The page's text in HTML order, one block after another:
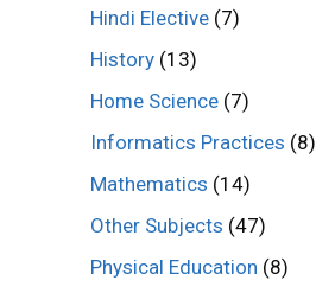
Hindi Elective (7)
History (13)
Home Science (7)
Informatics Practices (8)
Mathematics (14)
Other Subjects (47)
Physical Education (8)